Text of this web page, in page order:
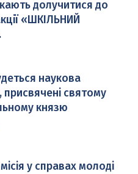
долучитися до
«ШКІЛЬНИЙ
наукова
святому
князю
у справах молоді